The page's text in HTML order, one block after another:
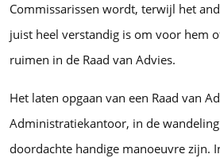
Commissarissen wordt, terwijl het
juist heel verstandig is om voor hem
ruimen in de Raad van Advies.
Het laten opgaan van een Raad van
Administratiekantoor, in de
doordachte handige manoeuvre zijn.